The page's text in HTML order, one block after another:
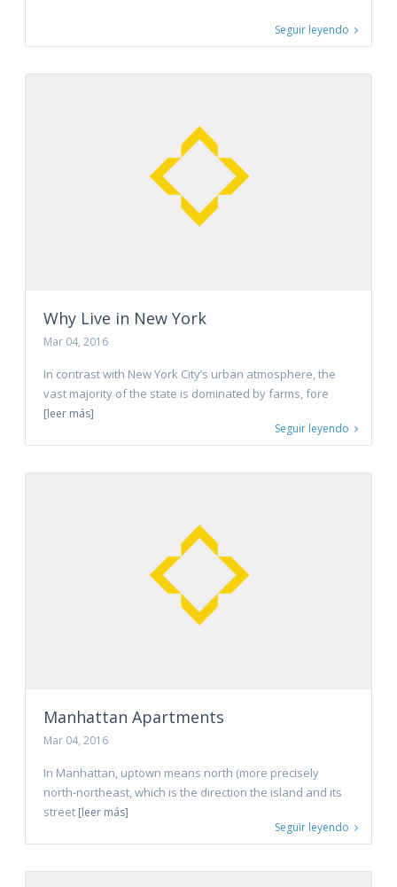
Seguir leyendo
Why Live in New York
Mar 04, 2016
In contrast with New York City’s urban atmosphere, the
vast majority of the state is dominated by farms, fore
[leer más]
Seguir leyendo
Manhattan Apartments
Mar 04, 2016
In Manhattan, uptown means north (more precisely
north-northeast, which is the direction the island and its
street [leer más]
Seguir leyendo